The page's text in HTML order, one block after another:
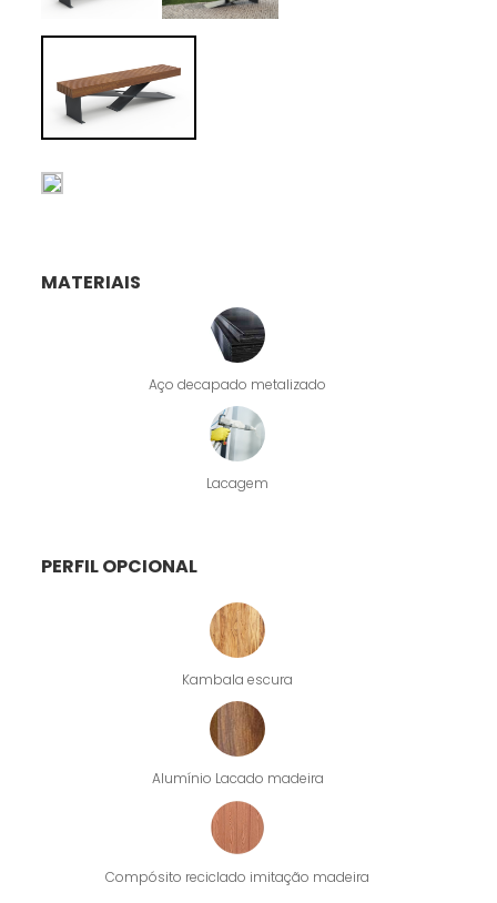
MATERIAIS
Aço decapado metalizado
Lacagem
PERFIL OPCIONAL
Kambala escura
Alumínio Lacado madeira
Compósito reciclado imitação madeira